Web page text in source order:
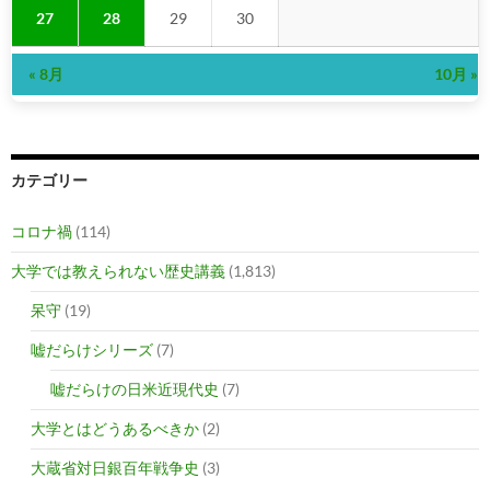
27 28 29 30
« 8月 10月 »
カテゴリー
コロナ禍 (114)
大学では教えられない歴史講義 (1,813)
呆守 (19)
嘘だらけシリーズ (7)
嘘だらけの日米近現代史 (7)
大学とはどうあるべきか (2)
大蔵省対日銀百年戦争史 (3)